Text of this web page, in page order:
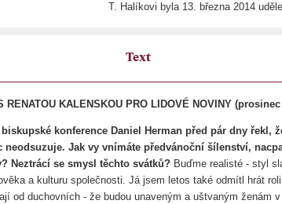
T. Halíkovi byla 13. března 2014
Text
RENATOU KALENSKOU PRO LIDOVÉ NOVINY (prosinec
konference Daniel Herman před pár dny řekl,
neodsuzuje. Jak vy vnímáte předvánoční šílenství,
Neztrácí se smysl těchto svátků? Buďme realisté - styl
a kulturu společnosti. Já jsem letos také odmítl hrát
od duchovních - že budou unaveným a uštvaným ženám